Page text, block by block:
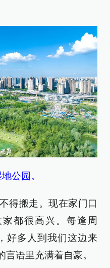
公园。
得搬走。现在家门口
都很高兴。每逢周
好多人到我们这边来
语里充满着自豪。